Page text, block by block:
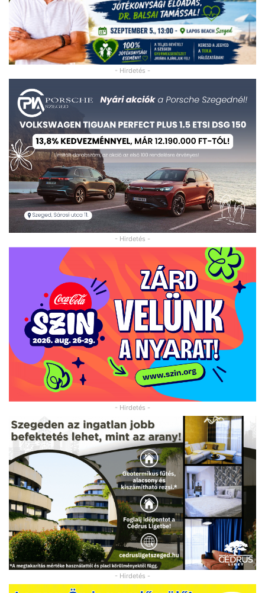
- Hirdetés -
- Hirdetés -
- Hirdetés -
- Hirdetés -